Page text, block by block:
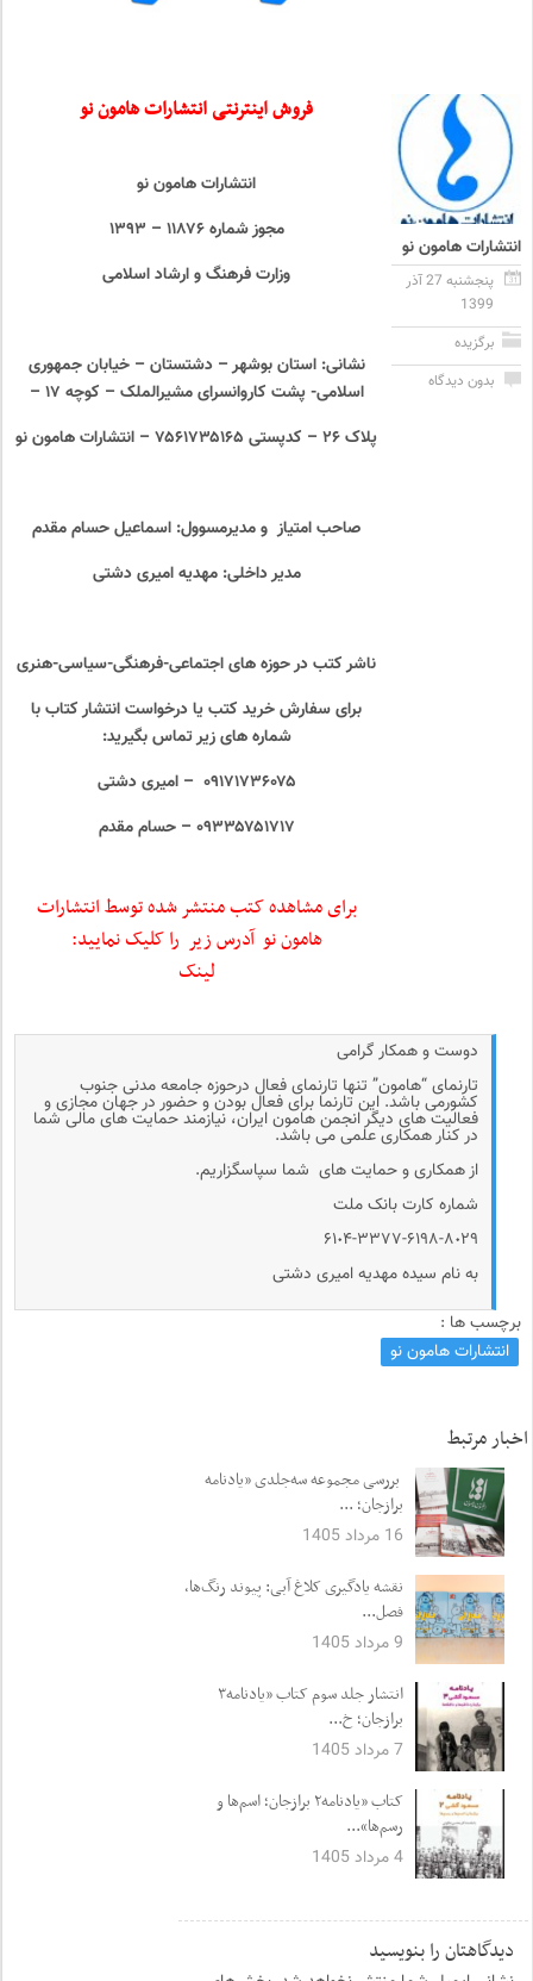
انتشارات هامون نو
پنجشنبه 27 آذر
1399
برگزیده
بدون دیدگاه
فروش اینترنتی انتشارات هامون نو
انتشارات هامون نو
مجوز شماره ۱۱۸۷۶ – ۱۳۹۳
وزارت فرهنگ و ارشاد اسلامی
نشانی: استان بوشهر – دشتستان – خیابان جمهوری
اسلامی- پشت کاروانسرای مشیرالملک – کوچه ۱۷ –
پلاک ۲۶ – کدپستی ۷۵۶۱۷۳۵۱۶۵ – انتشارات هامون نو
صاحب امتیاز و مدیرمسوول: اسماعیل حسام مقدم
مدیر داخلی: مهدیه امیری دشتی
ناشر کتب در حوزه های اجتماعی-فرهنگی-سیاسی-هنری
برای سفارش خرید کتب یا درخواست انتشار کتاب با
شماره های زیر تماس بگیرید:
۰۹۱۷۱۷۳۶۰۷۵ – امیری دشتی
۰۹۳۳۵۷۵۱۷۱۷ – حسام مقدم
برای مشاهده کتب منتشر شده توسط انتشارات
هامون نو آدرس زیر را کلیک نمایید:
لینک
دوست و همکار گرامی
تارنمای “هامون” تنها تارنمای فعال درحوزه جامعه مدنی جنوب
کشورمی باشد. این تارنما برای فعال بودن و حضور در جهان مجازی و
فعالیت های دیگر انجمن هامون ایران، نیازمند حمایت های مالی شما
در کنار همکاری علمی می باشد.
از همکاری و حمایت های شما سپاسگزاریم.
شماره کارت بانک ملت
۶۱٠۴-۳۳۷۷-۶۱۹۸-۸٠۲۹
به نام سیده مهدیه امیری دشتی
برچسب ها :
انتشارات هامون نو
اخبار مرتبط
بررسی مجموعه سه‌جلدی «یادنامه
برازجان؛ ...
16 مرداد 1405
نقشه یادگیری کلاغ آبی: پیوند رنگ‌ها،
فصل...
9 مرداد 1405
انتشار جلد سوم کتاب «یادنامه۳
برازجان؛ خ...
7 مرداد 1405
کتاب «یادنامه۲ برازجان؛ اسم‌ها و
رسم‌ها»...
4 مرداد 1405
دیدگاهتان را بنویسید